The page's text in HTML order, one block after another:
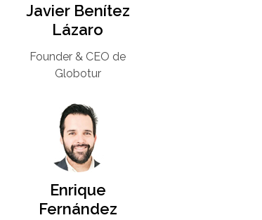
Javier Benítez
Lázaro
Founder & CEO de
Globotur​
Enrique
Fernández